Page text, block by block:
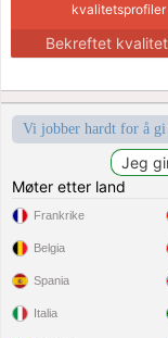
kvalitetsprofiler
Bekreftet kvalitet
Vi jobber hardt for å gi
Møter etter land
Frankrike
Belgia
Spania
Italia